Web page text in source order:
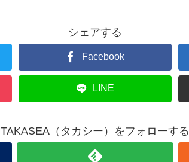
シェアする
Facebook
LINE
TAKASEA（タカシー）をフォローする